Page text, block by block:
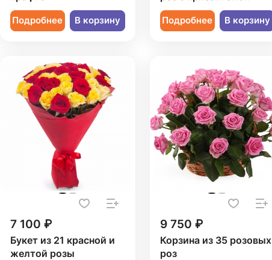
Подробнее В корзину Подробнее В корзину
7 100 ₽
Букет из 21 красной и
желтой розы
9 750 ₽
Корзина из 35 розовых
роз